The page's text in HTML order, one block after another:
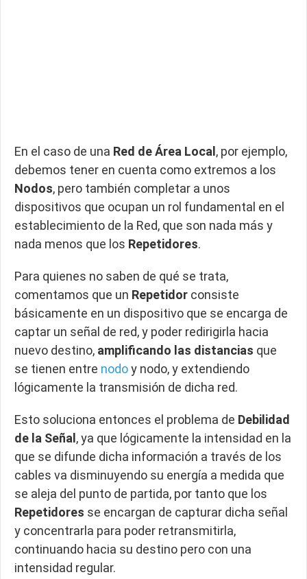
En el caso de una Red de Área Local , por ejemplo,
debemos tener en cuenta como extremos a los
Nodos, pero también completar a unos
dispositivos que ocupan un rol fundamental en el
establecimiento de la Red, que son nada más y
nada menos que los Repetidores.
Para quienes no saben de qué se trata,
comentamos que un Repetidor consiste
básicamente en un dispositivo que se encarga de
captar un señal de red, y poder redirigirla hacia
nuevo destino, amplificando las distancias que
se tienen entre nodoy nodo, y extendiendo
lógicamente la transmisión de dicha red.
Esto soluciona entonces el problema de Debilidad
de la Señal , ya que lógicamente la intensidad en la
que se difunde dicha información a través de los
cables va disminuyendo su energía a medida que
se aleja del punto de partida, por tanto que los
Repetidores se encargan de capturar dicha señal
y concentrarla para poder retransmitirla,
continuando hacia su destino pero con una
intensidad regular.